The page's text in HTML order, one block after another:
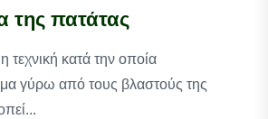
πατάτας
τεχνική κατά την οποία
γύρω από τους βλαστούς της